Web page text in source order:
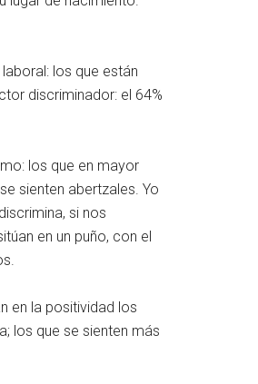
los que están
discriminador: el 64%
los que en mayor
sienten abertzales. Yo
si nos
en un puño, con el
en la positividad los
los que se sienten más